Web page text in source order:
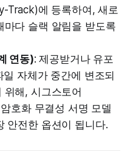
Track)에 등록하여, 새로
마다 슬랙 알림을 받도록
연동): 제공받거나 유포
자체가 중간에 변조되
위해, 시그스토어
호화 무결성 서명 모델
안전한 옵션이 됩니다.